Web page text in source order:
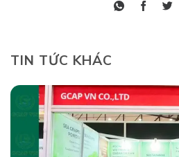
TIN TỨC KHÁC